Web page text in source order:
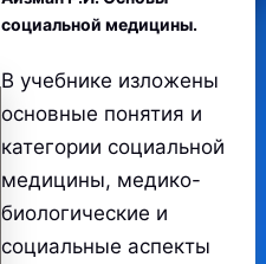
социальной медицины.
В учебнике изложены
основные понятия и
категории социальной
медицины, медико-
биологические и
социальные аспекты